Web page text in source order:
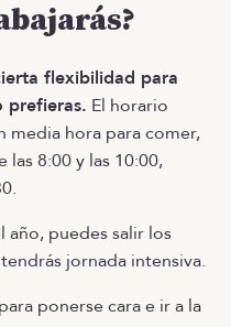
flexibilidad para
prefieras. El horario
media hora para comer,
8:00 y las 10:00,
año, puedes salir los
jornada intensiva.
ponerse cara e ir a la